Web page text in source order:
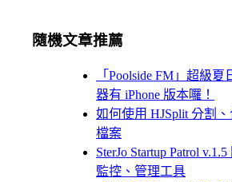
隨機文章推薦
「Poolside FM」超級
器有 iPhone 版本囉！
如何使用 HJSplit 分割
檔案
SterJo Startup Patrol
監控、管理工具